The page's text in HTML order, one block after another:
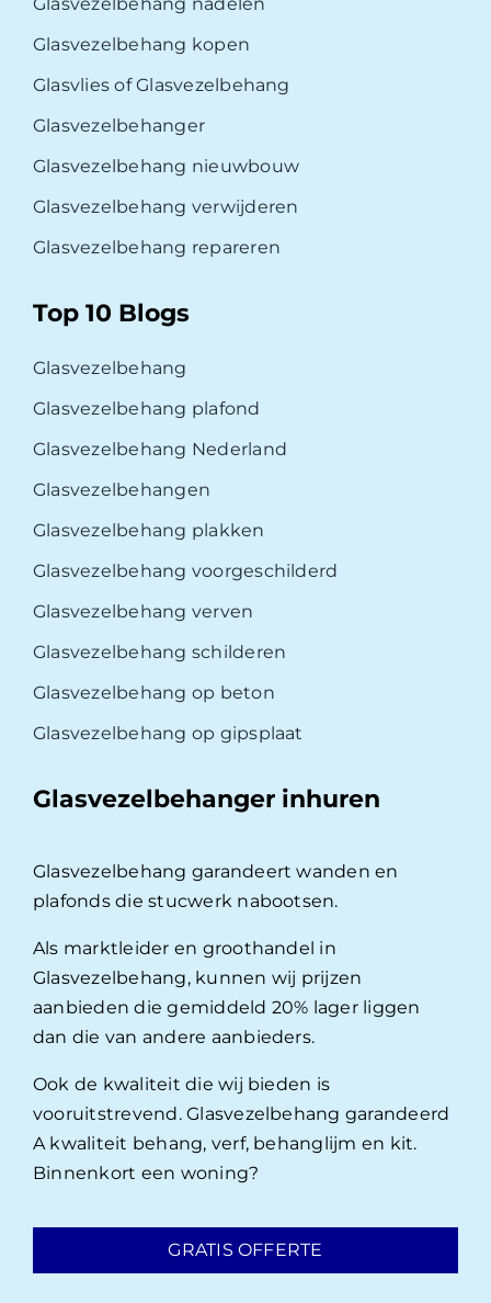
Glasvezelbehang kopen
Glasvlies of Glasvezelbehang
Glasvezelbehanger
Glasvezelbehang nieuwbouw
Glasvezelbehang verwijderen
Glasvezelbehang repareren
Top 10 Blogs
Glasvezelbehang
Glasvezelbehang plafond
Glasvezelbehang Nederland
Glasvezelbehangen
Glasvezelbehang plakken
Glasvezelbehang voorgeschilderd
Glasvezelbehang verven
Glasvezelbehang schilderen
Glasvezelbehang op beton
Glasvezelbehang op gipsplaat
Glasvezelbehanger inhuren
Glasvezelbehang garandeert wanden en
plafonds die stucwerk nabootsen.
Als marktleider en groothandel in
Glasvezelbehang, kunnen wij prijzen
aanbieden die gemiddeld 20% lager liggen
dan die van andere aanbieders.
Ook de kwaliteit die wij bieden is
vooruitstrevend. Glasvezelbehang garandeerd
A kwaliteit behang, verf, behanglijm en kit.
Binnenkort een woning?
GRATIS OFFERTE